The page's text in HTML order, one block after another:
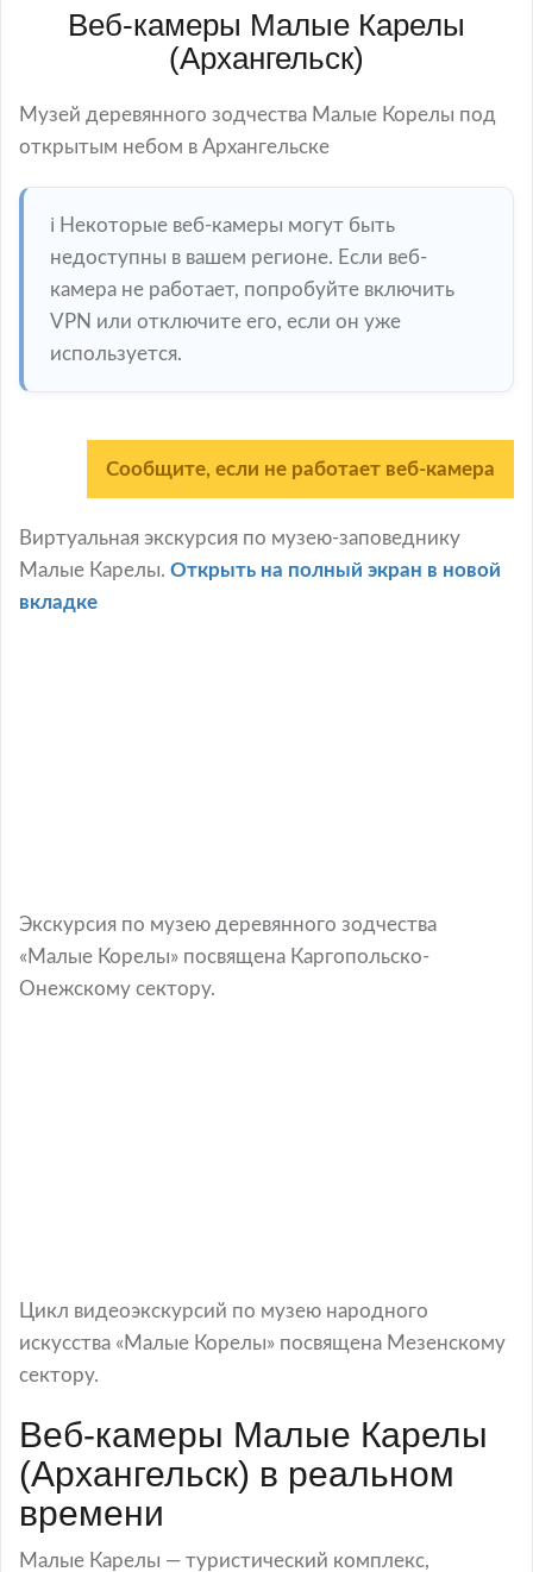
Веб-камеры Малые Карелы
(Архангельск)
Музей деревянного зодчества Малые Корелы под
открытым небом в Архангельске
ℹ️ Некоторые веб-камеры могут быть
недоступны в вашем регионе. Если веб-
камера не работает, попробуйте включить
VPN или отключите его, если он уже
используется.
Сообщите, если не работает веб-камера
Виртуальная экскурсия по музею-заповеднику
Малые Карелы. Открыть на полный экран в новой
вкладке
Экскурсия по музею деревянного зодчества
«Малые Корелы» посвящена Каргопольско-
Онежскому сектору.
Цикл видеоэкскурсий по музею народного
искусства «Малые Корелы» посвящена Мезенскому
сектору.
Веб-камеры Малые Карелы
(Архангельск) в реальном
времени
Малые Карелы — туристический комплекс,